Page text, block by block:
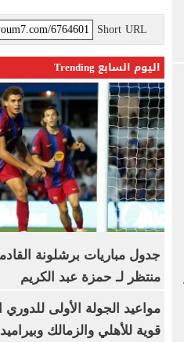
Short URL
اليوم السابع Trending
جدول مباريات برشلونة
منتظر لـ حمزة عبد الكريم
مواعيد الجولة الأولى
قوية للأهلي والزمالك